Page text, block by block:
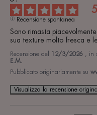
5
Recensione spontanea
Sono rimasta
sua texture molto fresca e
Recensione del 12/3/2026 , in
E.M.
Pubblicato originariamente su
Visualizza la recensione